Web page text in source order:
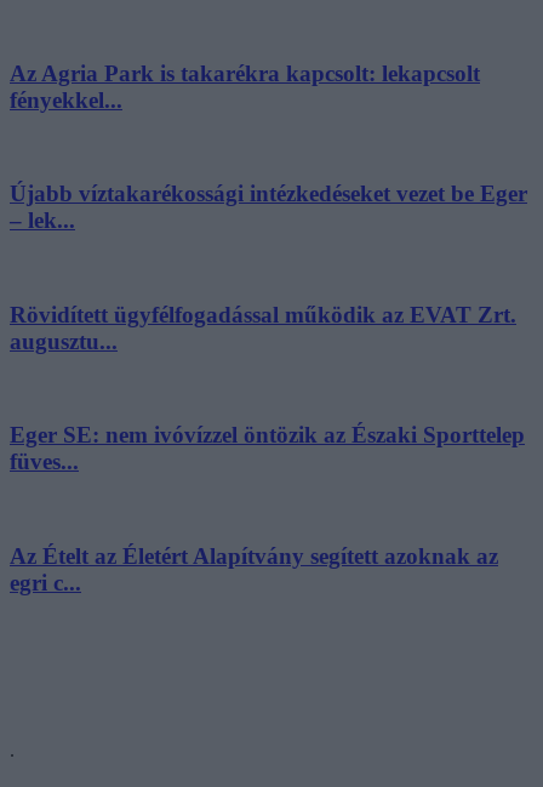
Az Agria Park is takarékra kapcsolt: lekapcsolt
fényekkel...
Újabb víztakarékossági intézkedéseket vezet be Eger
– lek...
Rövidített ügyfélfogadással működik az EVAT Zrt.
augusztu...
Eger SE: nem ivóvízzel öntözik az Északi Sporttelep
füves...
Az Ételt az Életért Alapítvány segített azoknak az
egri c...
.